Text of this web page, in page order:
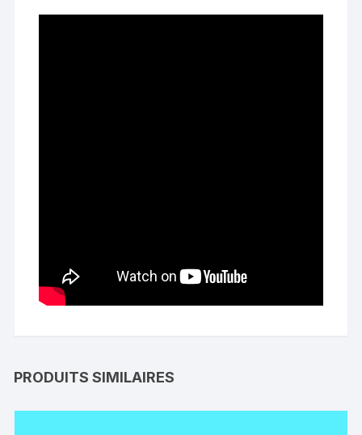
PRODUITS SIMILAIRES